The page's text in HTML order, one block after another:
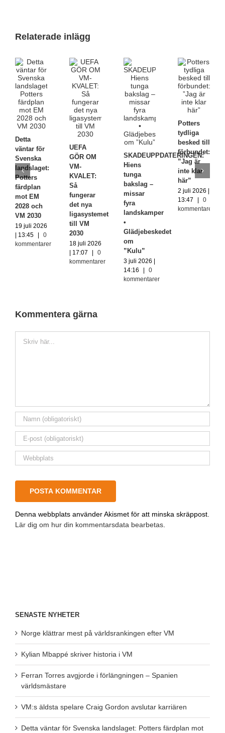
Relaterade inlägg
Detta
väntar för
Svenska
landslaget:
Potters
färdplan
mot EM
2028 och
VM 2030
19 juli 2026
| 13:45
0
kommentarer
UEFA
GÖR OM
VM-
KVALET:
Så
fungerar
det nya
ligasystemet
till VM
2030
18 juli 2026
| 17:07
0
kommentarer
SKADEUPPDATERINGEN:
Hiens
tunga
bakslag –
missar
fyra
landskamper
•
Glädjebeskedet
om
”Kulu”
3 juli 2026 |
14:16
0
kommentarer
Potters
tydliga
besked till
förbundet:
”Jag är
inte klar
här”
2 juli 2026 |
13:47
0
kommentarer
Kommentera gärna
Denna webbplats använder Akismet för att minska skräppost.
Lär dig om hur din kommentarsdata bearbetas
SENASTE NYHETER
Norge klättrar mest på världsrankingen efter VM
Kylian Mbappé skriver historia i VM
Ferran Torres avgjorde i förlängningen – Spanien
världsmästare
VM:s äldsta spelare Craig Gordon avslutar karriären
Detta väntar för Svenska landslaget: Potters färdplan mot